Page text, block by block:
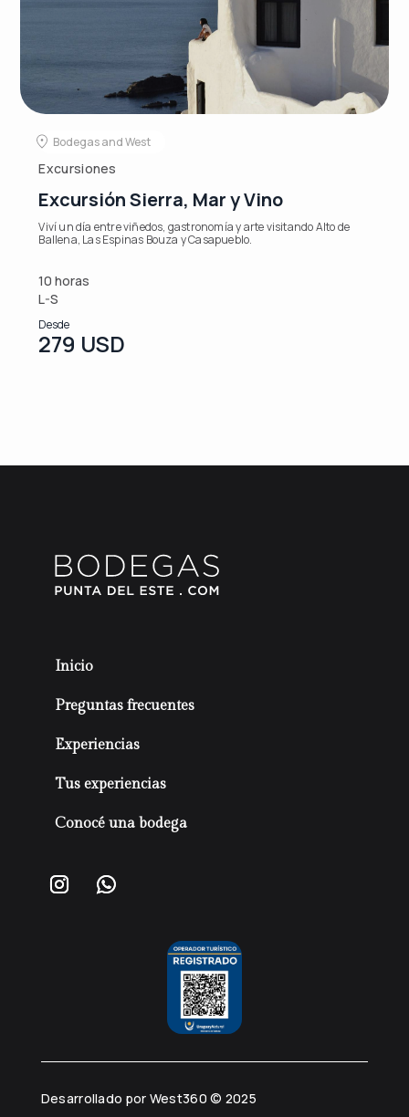
Bodegas and West
Excursiones
Excursión Sierra, Mar y Vino
Viví un día entre viñedos, gastronomía y arte visitando Alto de
Ballena, Las Espinas Bouza y Casapueblo.
10 horas
L-S
Desde
279 USD
Inicio
Preguntas frecuentes
Experiencias
Tus experiencias
Conocé una bodega
Desarrollado por West360 © 2025